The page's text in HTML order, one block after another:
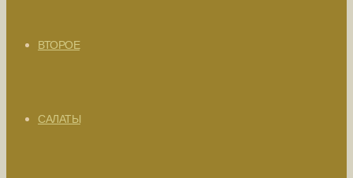
ВТОРОЕ
САЛАТЫ